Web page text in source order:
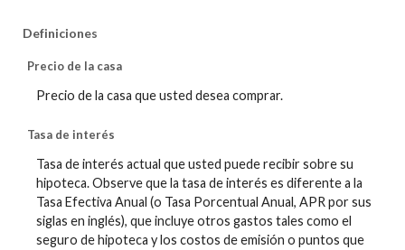
Definiciones
Precio de la casa
Precio de la casa que usted desea comprar.
Tasa de interés
Tasa de interés actual que usted puede recibir sobre su
hipoteca. Observe que la tasa de interés es diferente a la
Tasa Efectiva Anual (o Tasa Porcentual Anual, APR por sus
siglas en inglés), que incluye otros gastos tales como el
seguro de hipoteca y los costos de emisión o puntos que